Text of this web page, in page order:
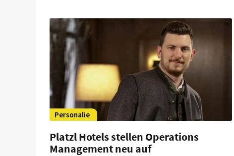
Personalie
Platzl Hotels stellen Operations
Management neu auf